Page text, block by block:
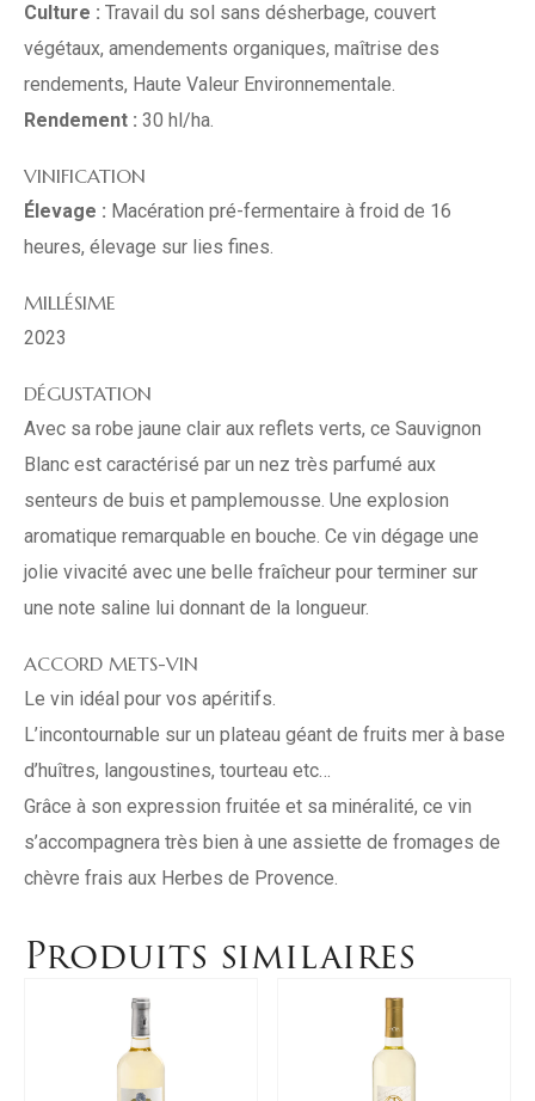
Culture : Travail du sol sans désherbage, couvert
végétaux, amendements organiques, maîtrise des
rendements, Haute Valeur Environnementale.
Rendement : 30 hl/ha.
VINIFICATION
Élevage : Macération pré-fermentaire à froid de 16
heures, élevage sur lies fines.
MILLÉSIME
2023
DÉGUSTATION
Avec sa robe jaune clair aux reflets verts, ce Sauvignon
Blanc est caractérisé par un nez très parfumé aux
senteurs de buis et pamplemousse. Une explosion
aromatique remarquable en bouche. Ce vin dégage une
jolie vivacité avec une belle fraîcheur pour terminer sur
une note saline lui donnant de la longueur.
ACCORD METS-VIN
Le vin idéal pour vos apéritifs.
L’incontournable sur un plateau géant de fruits mer à base
d’huîtres, langoustines, tourteau etc…
Grâce à son expression fruitée et sa minéralité, ce vin
s’accompagnera très bien à une assiette de fromages de
chèvre frais aux Herbes de Provence.
Produits similaires